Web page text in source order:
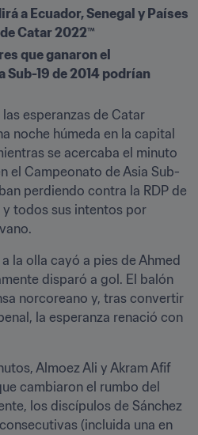
a Ecuador, Senegal y Países
Catar 2022™
que ganaron el
Sub-19 de 2014 podrían
esperanzas de Catar
noche húmeda en la capital
se acercaba el minuto
el Campeonato de Asia Sub-
perdiendo contra la RDP de
todos sus intentos por
la olla cayó a pies de Ahmed
disparó a gol. El balón
norcoreano y, tras convertir
la esperanza renació con
Almoez Ali y Akram Afif
cambiaron el rumbo del
los discípulos de Sánchez
(incluida una en